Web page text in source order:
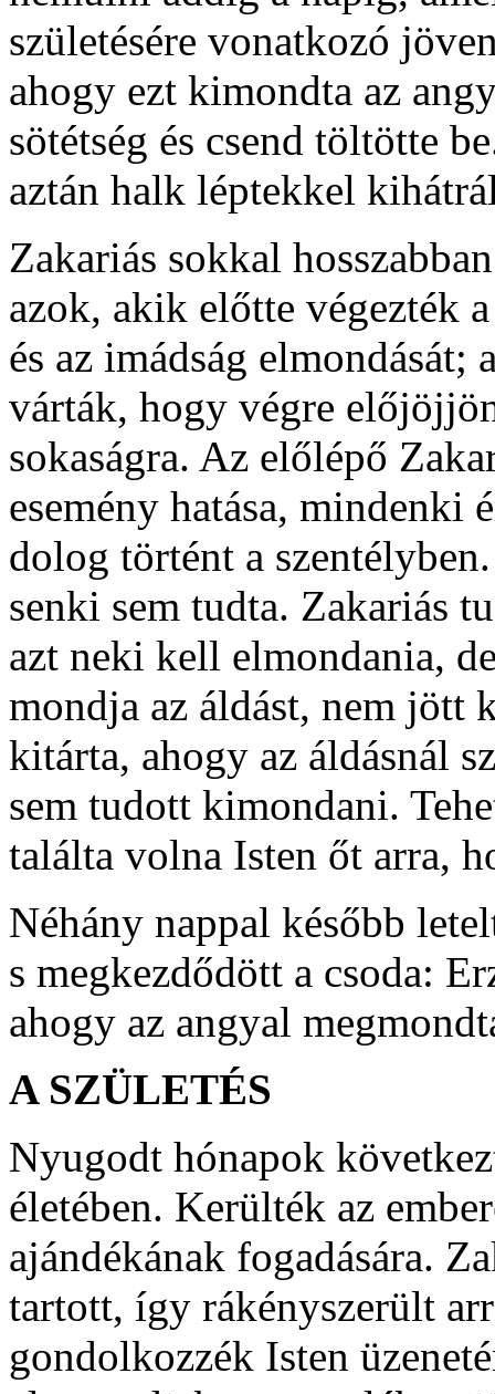
születésére vonatkozó
ahogy ezt kimondta az
sötétség és csend töltötte
aztán halk léptekkel
Zakariás sokkal
azok, akik előtte végezték
és az imádság
várták, hogy végre
sokaságra. Az előlépő
esemény hatása,
dolog történt a
senki sem tudta. Zakariás
azt neki kell elmondania,
mondja az áldást, nem jött
kitárta, ahogy az áldásnál
sem tudott kimondani.
találta volna Isten őt arra,
Néhány nappal később
s megkezdődött a csoda:
ahogy az angyal
A SZÜLETÉS
Nyugodt hónapok
életében. Kerülték az
ajándékának fogadására.
tartott, így rákényszerült
gondolkozzék Isten